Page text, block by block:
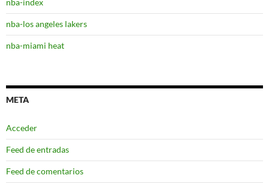
nba-index
nba-los angeles lakers
nba-miami heat
META
Acceder
Feed de entradas
Feed de comentarios